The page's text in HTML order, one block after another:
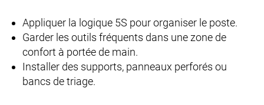
Appliquer la logique 5S pour organiser le poste.
Garder les outils fréquents dans une zone de
confort à portée de main.
Installer des supports, panneaux perforés ou
bancs de triage.